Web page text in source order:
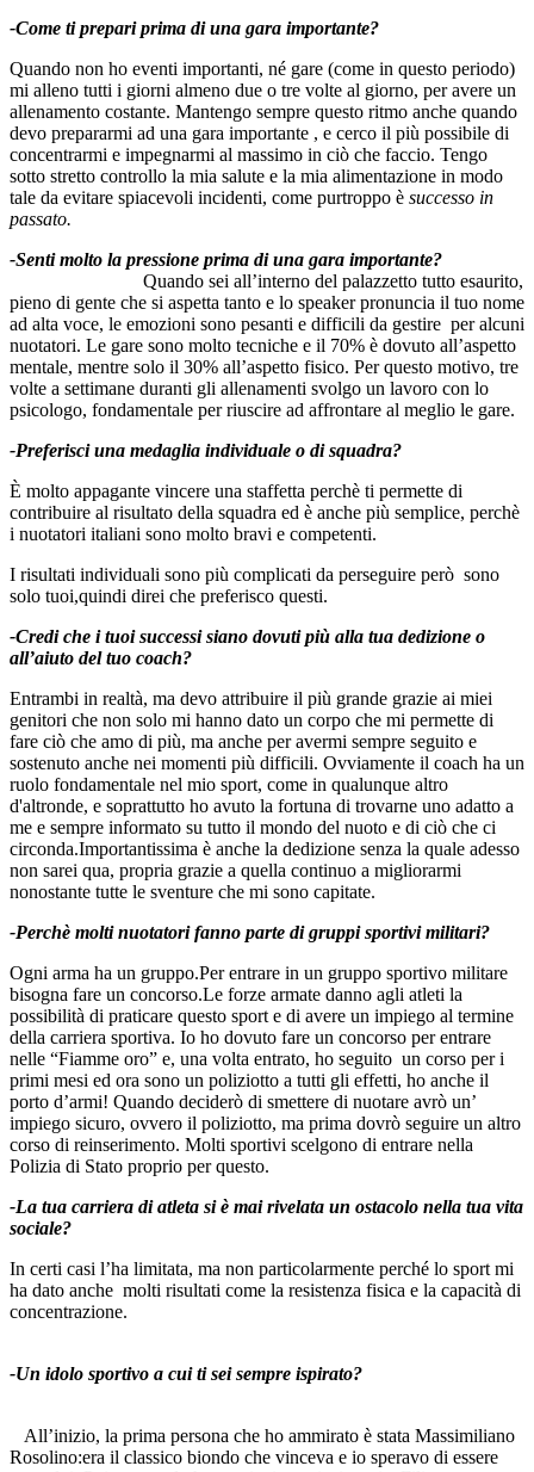
-Come ti prepari prima di una gara importante?
Quando non ho eventi importanti, né gare (come in questo periodo)
mi alleno tutti i giorni almeno due o tre volte al giorno, per avere un
allenamento costante. Mantengo sempre questo ritmo anche quando
devo prepararmi ad una gara importante , e cerco il più possibile di
concentrarmi e impegnarmi al massimo in ciò che faccio. Tengo
sotto stretto controllo la mia salute e la mia alimentazione in modo
tale da evitare spiacevoli incidenti, come purtroppo è successo in
passato.
-Senti molto la pressione prima di una gara importante?
Quando sei all’interno del palazzetto tutto esaurito,
pieno di gente che si aspetta tanto e lo speaker pronuncia il tuo nome
ad alta voce, le emozioni sono pesanti e difficili da gestire per alcuni
nuotatori. Le gare sono molto tecniche e il 70% è dovuto all’aspetto
mentale, mentre solo il 30% all’aspetto fisico. Per questo motivo, tre
volte a settimane duranti gli allenamenti svolgo un lavoro con lo
psicologo, fondamentale per riuscire ad affrontare al meglio le gare.
-Preferisci una medaglia individuale o di squadra?
È molto appagante vincere una staffetta perchè ti permette di
contribuire al risultato della squadra ed è anche più semplice, perchè
i nuotatori italiani sono molto bravi e competenti.
I risultati individuali sono più complicati da perseguire però sono
solo tuoi,quindi direi che preferisco questi.
-Credi che i tuoi successi siano dovuti più alla tua dedizione o
all’aiuto del tuo coach?
Entrambi in realtà, ma devo attribuire il più grande grazie ai miei
genitori che non solo mi hanno dato un corpo che mi permette di
fare ciò che amo di più, ma anche per avermi sempre seguito e
sostenuto anche nei momenti più difficili. Ovviamente il coach ha un
ruolo fondamentale nel mio sport, come in qualunque altro
d'altronde, e soprattutto ho avuto la fortuna di trovarne uno adatto a
me e sempre informato su tutto il mondo del nuoto e di ciò che ci
circonda.Importantissima è anche la dedizione senza la quale adesso
non sarei qua, propria grazie a quella continuo a migliorarmi
nonostante tutte le sventure che mi sono capitate.
-Perchè molti nuotatori fanno parte di gruppi sportivi militari?
Ogni arma ha un gruppo.Per entrare in un gruppo sportivo militare
bisogna fare un concorso.Le forze armate danno agli atleti la
possibilità di praticare questo sport e di avere un impiego al termine
della carriera sportiva. Io ho dovuto fare un concorso per entrare
nelle “Fiamme oro” e, una volta entrato, ho seguito un corso per i
primi mesi ed ora sono un poliziotto a tutti gli effetti, ho anche il
porto d’armi! Quando deciderò di smettere di nuotare avrò un’
impiego sicuro, ovvero il poliziotto, ma prima dovrò seguire un altro
corso di reinserimento. Molti sportivi scelgono di entrare nella
Polizia di Stato proprio per questo.
-La tua carriera di atleta si è mai rivelata un ostacolo nella tua vita
sociale?
In certi casi l’ha limitata, ma non particolarmente perché lo sport mi
ha dato anche molti risultati come la resistenza fisica e la capacità di
concentrazione.
-Un idolo sportivo a cui ti sei sempre ispirato?
All’inizio, la prima persona che ho ammirato è stata Massimiliano
Rosolino:era il classico biondo che vinceva e io speravo di essere